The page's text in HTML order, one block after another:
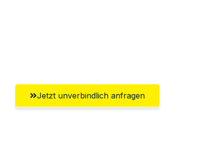
Jetzt unverbindlich anfragen